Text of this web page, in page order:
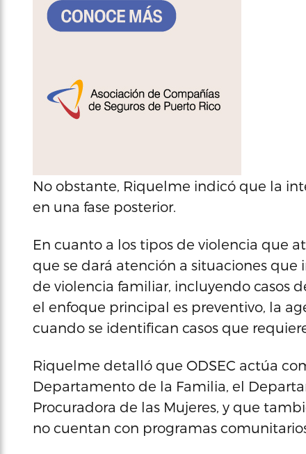
No obstante, Riquelme indicó que la
en una fase posterior.
En cuanto a los tipos de violencia que
que se dará atención a situaciones que
de violencia familiar, incluyendo casos
el enfoque principal es preventivo, la
cuando se identifican casos que
Riquelme detalló que ODSEC actúa
Departamento de la Familia, el
Procuradora de las Mujeres, y que
no cuentan con programas